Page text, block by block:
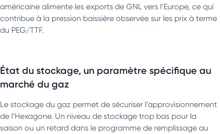
américaine alimente les exports de GNL vers l’Europe, ce qui
contribue à la pression baissière observée sur les prix à terme
du PEG/TTF.
État du stockage, un paramètre spécifique au
marché du gaz
Le stockage du gaz permet de sécuriser l’approvisionnement
de l’Hexagone. Un niveau de stockage trop bas pour la
saison ou un retard dans le programme de remplissage au